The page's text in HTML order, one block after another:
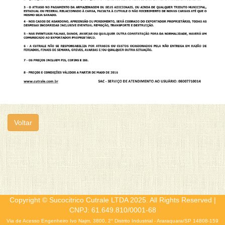
Voltar
Copyright © Sucocitrico Cutrale LTDA 2025. All Rights Reserved |
CNPJ: 61.649.810/0001-68
Via de Acesso Engenheiro Ivo Najm, 3800, 2° Distrito Industrial - Araraquara/SP 14808-159